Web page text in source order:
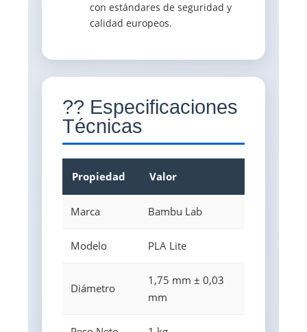
con estándares de seguridad y
calidad europeos.
?? Especificaciones
Técnicas
Propiedad Valor
Marca Bambu Lab
Modelo PLA Lite
Diámetro
1,75 mm ± 0,03
mm